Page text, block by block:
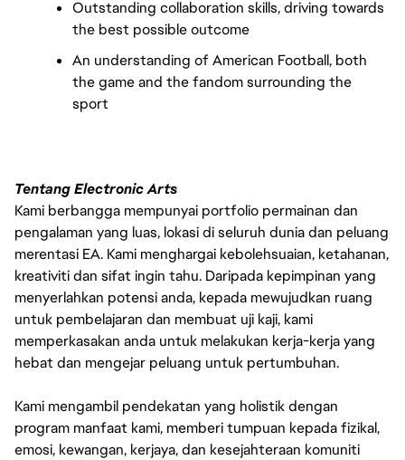
Outstanding collaboration skills, driving towards
the best possible outcome
An understanding of American Football, both
the game and the fandom surrounding the
sport
Tentang Electronic Arts
Kami berbangga mempunyai portfolio permainan dan
pengalaman yang luas, lokasi di seluruh dunia dan peluang
merentasi EA. Kami menghargai kebolehsuaian, ketahanan,
kreativiti dan sifat ingin tahu. Daripada kepimpinan yang
menyerlahkan potensi anda, kepada mewujudkan ruang
untuk pembelajaran dan membuat uji kaji, kami
memperkasakan anda untuk melakukan kerja-kerja yang
hebat dan mengejar peluang untuk pertumbuhan.
Kami mengambil pendekatan yang holistik dengan
program manfaat kami, memberi tumpuan kepada fizikal,
emosi, kewangan, kerjaya, dan kesejahteraan komuniti